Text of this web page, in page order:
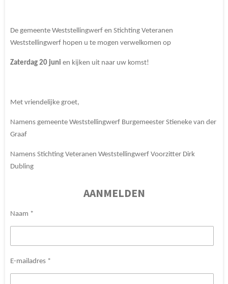
De gemeente Weststellingwerf en Stichting Veteranen
Weststellingwerf hopen u te mogen verwelkomen op
Zaterdag 20 juni en kijken uit naar uw komst!
Met vriendelijke groet,
Namens gemeente Weststellingwerf Burgemeester Stieneke van der
Graaf
Namens Stichting Veteranen Weststellingwerf Voorzitter Dirk
Dubling
AANMELDEN
Naam *
E-mailadres *